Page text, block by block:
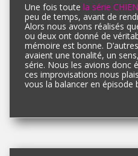
Une fois toute la série CHIEN
peu de temps, avant de
Alors nous avons réalisés
ou deux ont donné de
mémoire est bonne.
avaient une tonalité, un
série. Nous les avions donc
ces improvisations nous
vous la balancer en épisode